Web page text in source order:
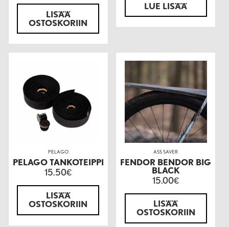
LISÄÄ
OSTOSKORIIN
LUE LISÄÄ
PELAGO
PELAGO TANKOTEIPPI
15.50€
LISÄÄ
OSTOSKORIIN
ASS SAVER
FENDOR BENDOR BIG
BLACK
15.00€
LISÄÄ
OSTOSKORIIN